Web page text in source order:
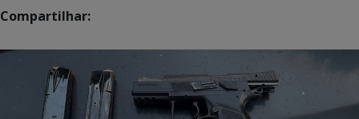
Compartilhar: